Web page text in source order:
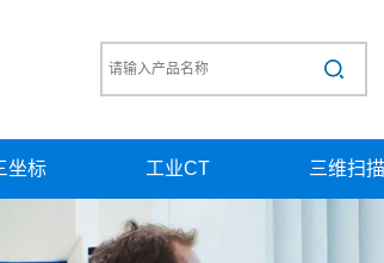
坐标 工业CT 三维扫